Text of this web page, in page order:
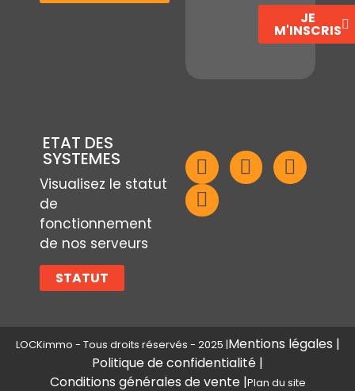
JE
M'INSCRIS
ETAT DES
SYSTEMES
Visualisez le statut
de
fonctionnement
de nos serveurs
STATUT
LOCKimmo - Tous droits réservés - 2025 |Mentions légales |
Politique de confidentialité |
Conditions générales de vente |Plan du site